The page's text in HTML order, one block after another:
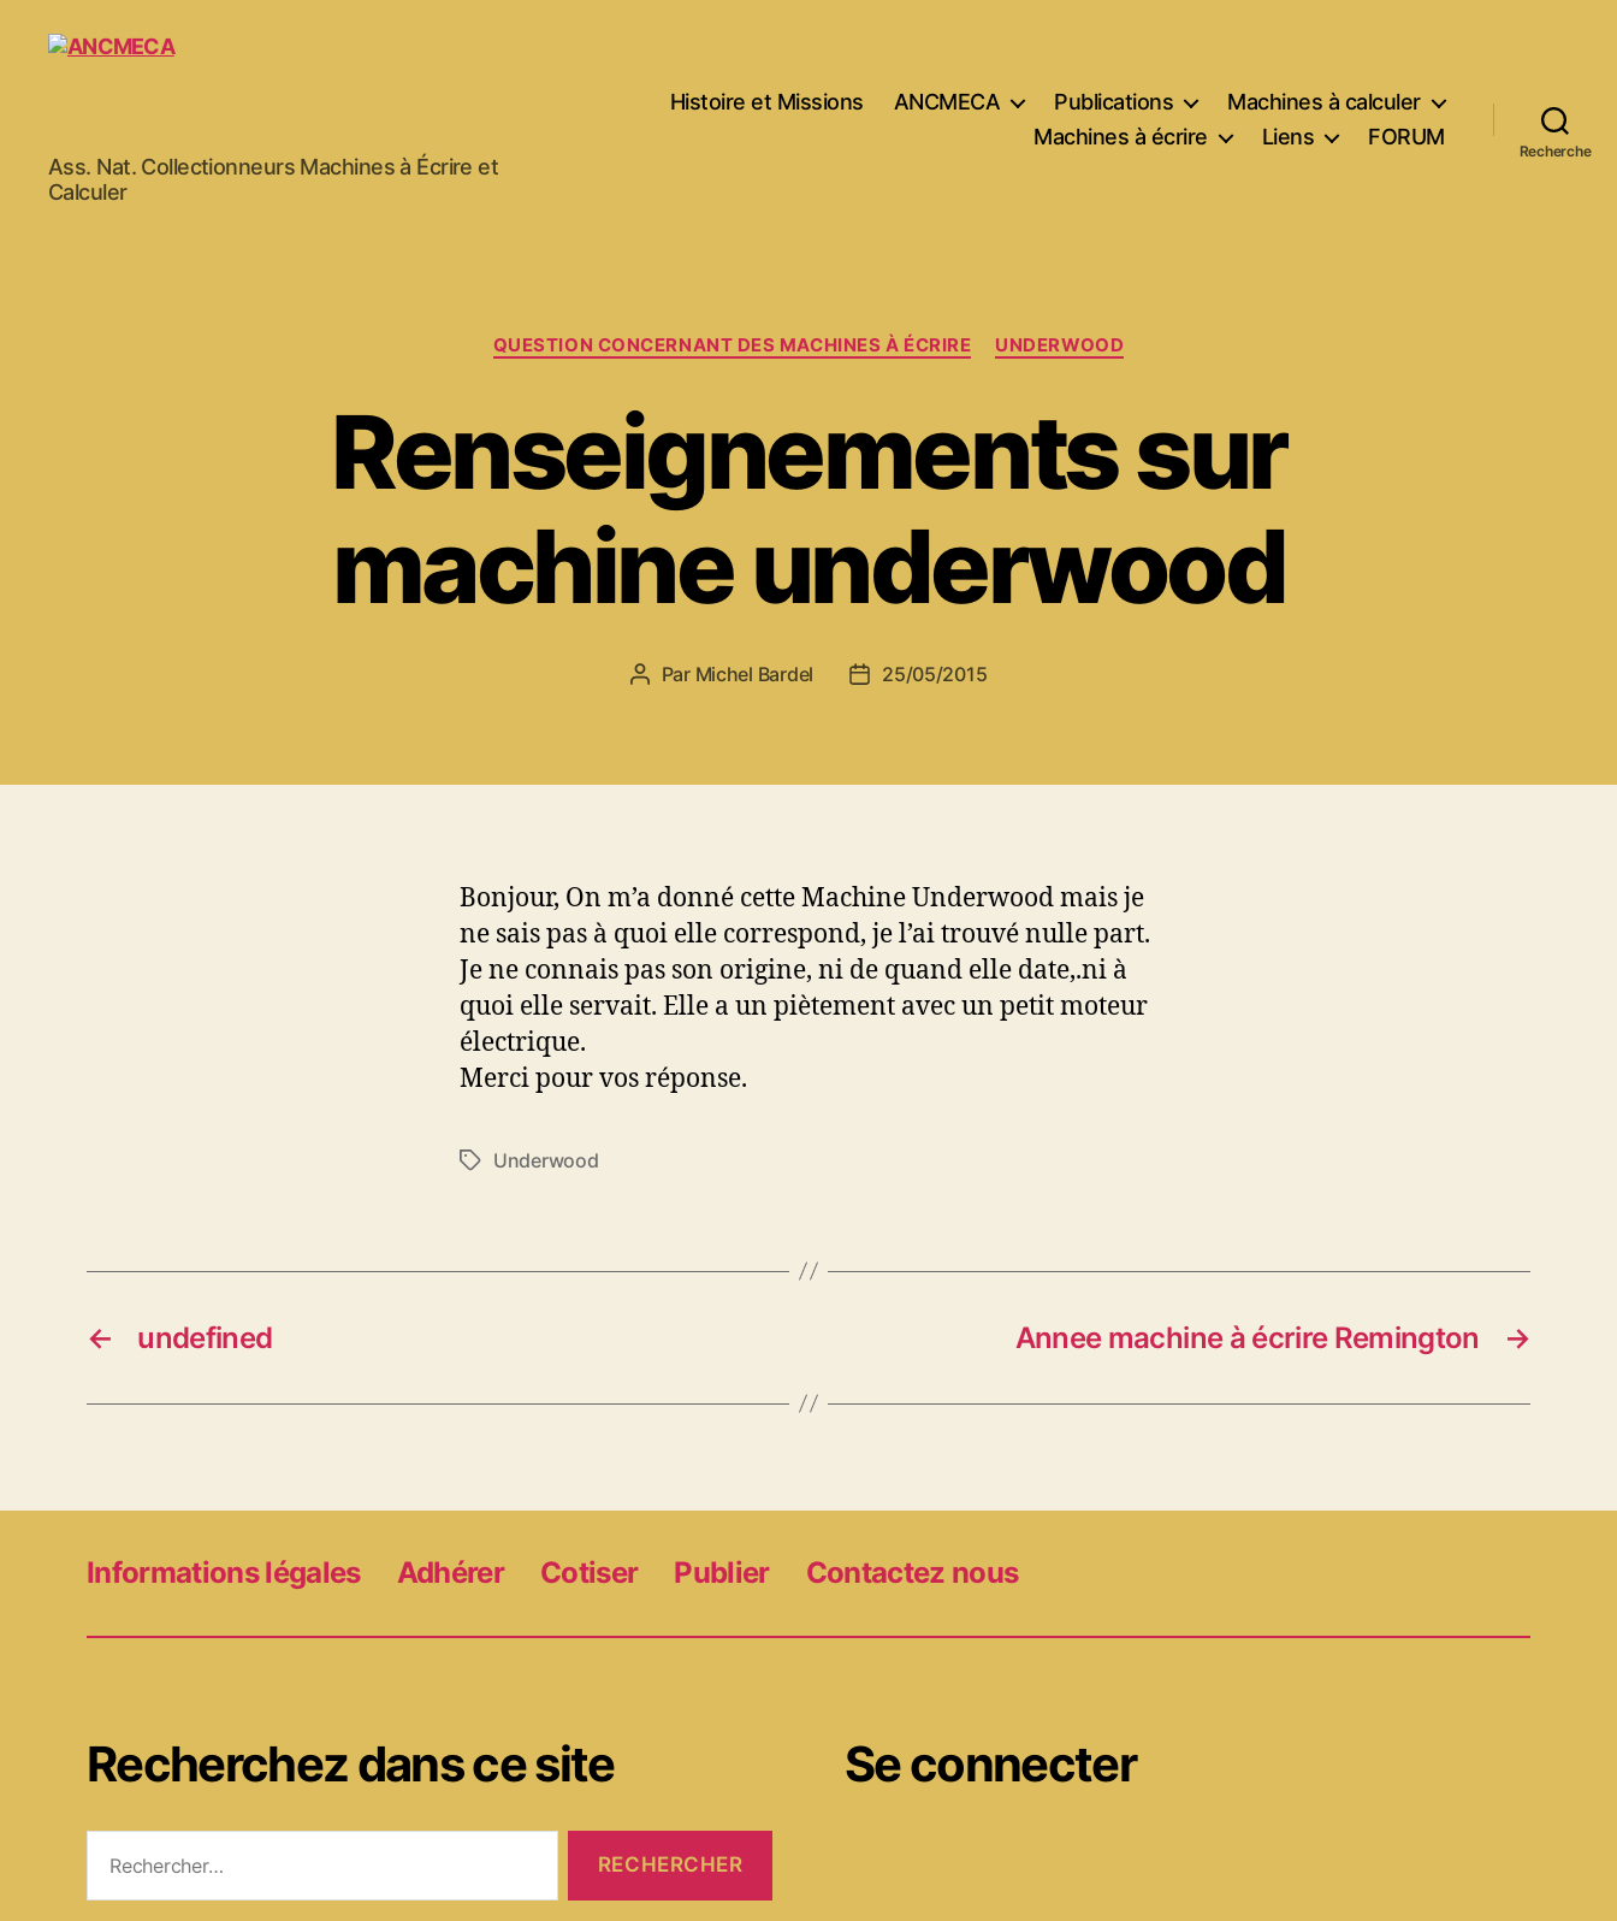
ANCMECA
Ass. Nat. Collectionneurs Machines à Écrire et
Calculer
Histoire et Missions ANCMECA Publications
Machines à calculer
Machines à écrire
Liens FORUM
Recherche
Catégories
QUESTION CONCERNANT DES MACHINES À ÉCRIRE UNDERWOOD
Renseignements sur
machine underwood
Auteur
Par Michel Bardel
Date25/05/2015
Bonjour, On m’a donné cette Machine Underwood mais je
ne sais pas à quoi elle correspond, je l’ai trouvé nulle part.
Je ne connais pas son origine, ni de quand elle date,.ni à
quoi elle servait. Elle a un piètement avec un petit moteur
électrique.
Merci pour vos réponse.
Étiquettes
Underwood
← undefined →
Annee machine à écrire Remington
Informations légales Adhérer Cotiser Publier Contactez nous
Recherchez dans ce site Se connecter